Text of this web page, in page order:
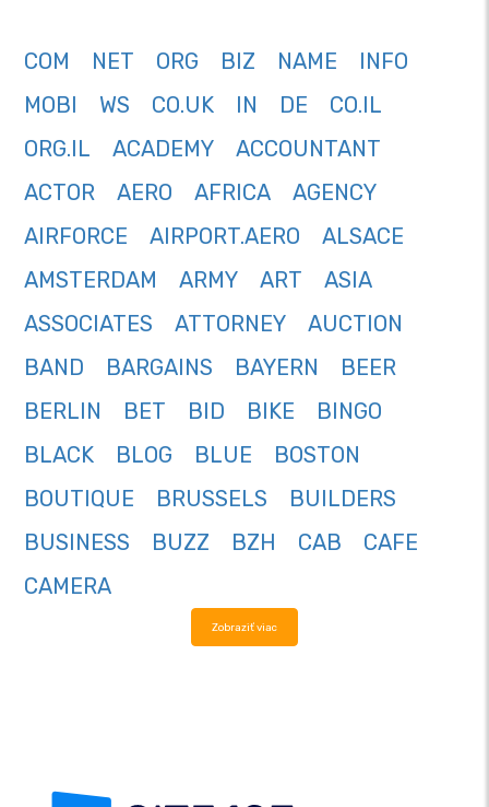
COM NET ORG BIZ NAME
INFO
MOBI
WS CO.UK IN DE
CO.IL
ORG.IL
ACADEMY
ACCOUNTANT
ACTOR
AERO AFRICA
AGENCY
AIRFORCE
AIRPORT.AERO
ALSACE
AMSTERDAM
ARMY ART
ASIA
ASSOCIATES
ATTORNEY
AUCTION
BAND
BARGAINS BAYERN
BEER
BERLIN
BET BID BIKE
BINGO
BLACK
BLOG BLUE
BOSTON
BOUTIQUE
BRUSSELS
BUILDERS
BUSINESS
BUZZ BZH CAB
CAFE
CAMERA
Zobraziť viac